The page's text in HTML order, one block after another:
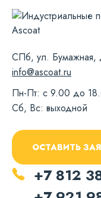
СПб, ул. Бумажная,
info@ascoat.ru
Пн-Пт: с 9.00 до
Сб, Вс: выходной
+7 812
ОСТАВИТЬ